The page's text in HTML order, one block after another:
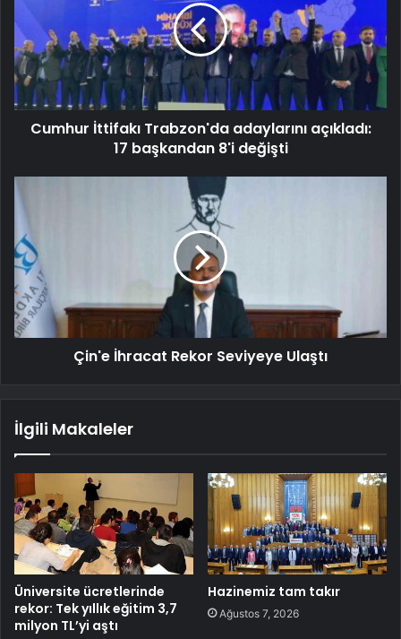
Cumhur İttifakı Trabzon'da adaylarını açıkladı:
17 başkandan 8'i değişti
Çin'e İhracat Rekor Seviyeye Ulaştı
İlgili Makaleler
Üniversite ücretlerinde
rekor: Tek yıllık eğitim 3,7
milyon TL’yi aştı
Hazinemiz tam takır
Ağustos 7, 2026